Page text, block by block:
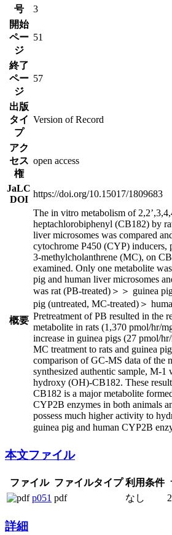
号
3
開始
ペー
ジ
51
終了
ペー
ジ
57
出版
タイ
プ
Version of Record
アク
セス
権
open access
JaLC
DOI
https://doi.org/10.15017/1809683
概要
The in vitro metabolism of
heptachlorobiphenyl (CB182) by
liver microsomes was compared
cytochrome P450 (CYP) inducers,
3-methylcholanthrene (MC), on
examined. Only one metabolite
pig and human liver microsomes
was rat (PB-treated)＞＞ guinea
pig (untreated, MC-treated)＞
Pretreatment of PB resulted in the
metabolite in rats (1,370 pmol/hr/
increase in guinea pigs (27 pmol/
MC treatment to rats and guinea
comparison of GC-MS data of the
synthesized authentic sample, M-1
hydroxy (OH)-CB182. These
CB182 is a major metabolite
CYP2B enzymes in both animals
possess much higher activity to
guinea pig and human CYP2B
本文ファイル
ファイル ファイルタイプ 利用条件
p051
pdf なし
詳細